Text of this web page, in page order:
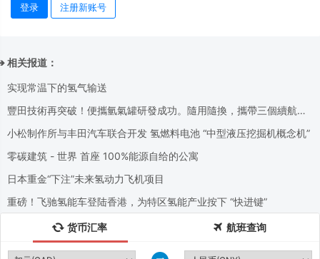
登录 注册新账号
相关报道：
实现常温下的氢气输送
豐田技術再突破！便攜氫氣罐研發成功。隨用隨換，攜帶三個續航
小松制作所与丰田汽车联合开发 氢燃料电池 “中型液压挖掘机概念机”
零碳建筑 - 世界 首座 100%能源自给的公寓
日本重金“下注”未来氢动力飞机项目
重磅！飞驰氢能车登陆香港，为特区氢能产业按下 “快进键”
货币汇率 航班查询